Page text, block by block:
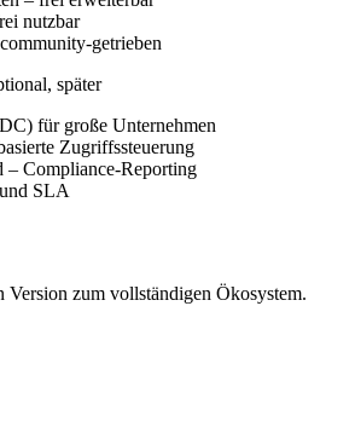
nutzbar
getrieben
später
für große Unternehmen
Zugriffssteuerung
– Compliance-Reporting
SLA
Version zum vollständigen Ökosystem.